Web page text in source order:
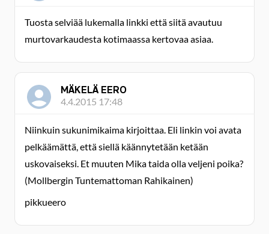
Tuosta selviää lukemalla linkki että siitä avautuu
murtovarkaudesta kotimaassa kertovaa asiaa.
MÄKELÄ EERO
4.4.2015 17:48
Niinkuin sukunimikaima kirjoittaa. Eli linkin voi avata
pelkäämättä, että siellä käännytetään ketään
uskovaiseksi. Et muuten Mika taida olla veljeni poika?
(Mollbergin Tuntemattoman Rahikainen)
pikkueero